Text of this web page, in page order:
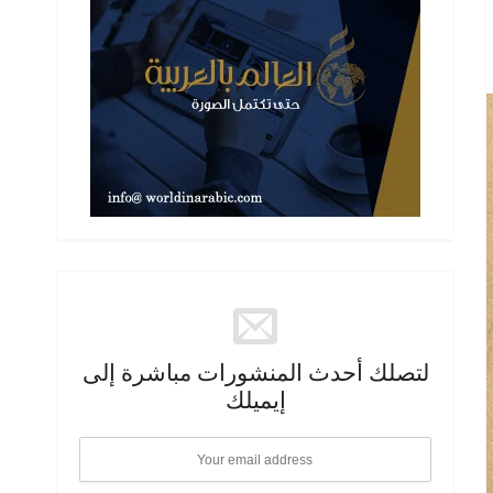
لتصلك أحدث المنشورات مباشرة إلى
إيميلك